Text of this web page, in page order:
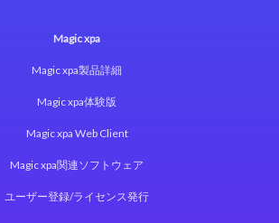
Magic xpa
Magic xpa製品詳細
Magic xpa体験版
Magic xpa Web Client
Magic xpa関連ソフトウェア
ユーザー登録/ライセンス発行